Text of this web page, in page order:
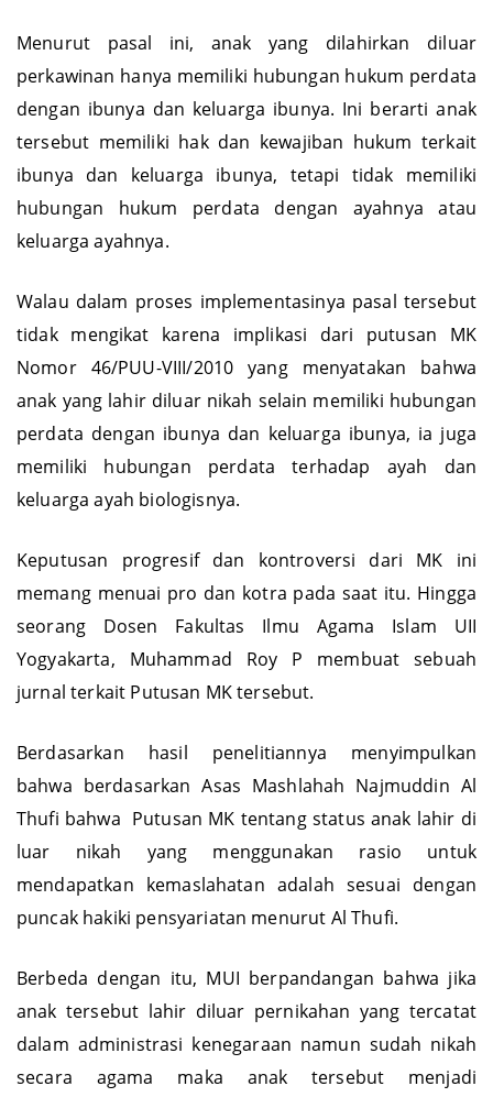
Menurut pasal ini, anak yang dilahirkan diluar
perkawinan hanya memiliki hubungan hukum perdata
dengan ibunya dan keluarga ibunya. Ini berarti anak
tersebut memiliki hak dan kewajiban hukum terkait
ibunya dan keluarga ibunya, tetapi tidak memiliki
hubungan hukum perdata dengan ayahnya atau
keluarga ayahnya.
Walau dalam proses implementasinya pasal tersebut
tidak mengikat karena implikasi dari putusan MK
Nomor 46/PUU-VIII/2010 yang menyatakan bahwa
anak yang lahir diluar nikah selain memiliki hubungan
perdata dengan ibunya dan keluarga ibunya, ia juga
memiliki hubungan perdata terhadap ayah dan
keluarga ayah biologisnya.
Keputusan progresif dan kontroversi dari MK ini
memang menuai pro dan kotra pada saat itu. Hingga
seorang Dosen Fakultas Ilmu Agama Islam UII
Yogyakarta, Muhammad Roy P membuat sebuah
jurnal terkait Putusan MK tersebut.
Berdasarkan hasil penelitiannya menyimpulkan
bahwa berdasarkan Asas Mashlahah Najmuddin Al
Thufi bahwa Putusan MK tentang status anak lahir di
luar nikah yang menggunakan rasio untuk
mendapatkan kemaslahatan adalah sesuai dengan
puncak hakiki pensyariatan menurut Al Thufi.
Berbeda dengan itu, MUI berpandangan bahwa jika
anak tersebut lahir diluar pernikahan yang tercatat
dalam administrasi kenegaraan namun sudah nikah
secara agama maka anak tersebut menjadi